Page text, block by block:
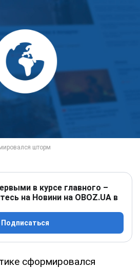
в курсе главного –
на Новини на OBOZ.UA в
Подписаться
сформировался